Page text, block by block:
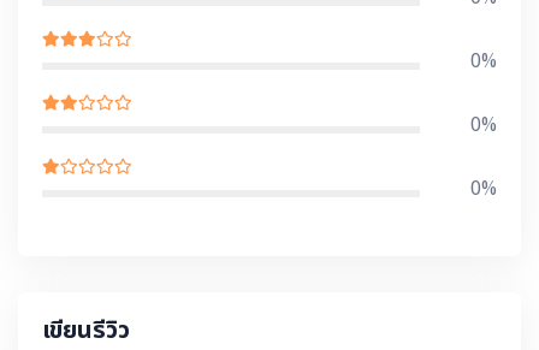
0%
0%
0%
เขียนรีวิว